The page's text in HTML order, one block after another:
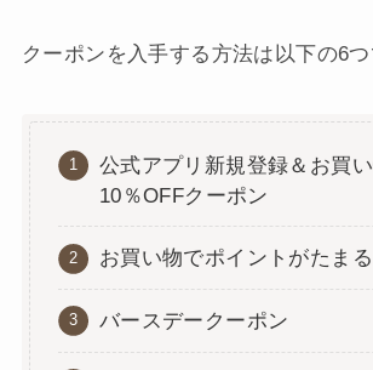
クーポンを入手する方法は以下の6つ
公式アプリ新規登録＆お買
10％OFFクーポン
お買い物でポイントがたまる
バースデークーポン